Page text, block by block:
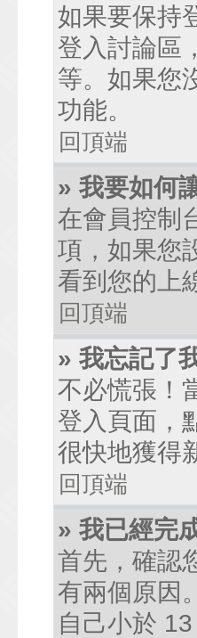
如果要保持
登入討論區
等。如果您
功能。
回頂端
» 我要如何
在會員控制
項，如果您
看到您的上
回頂端
» 我忘記了
不必慌張！
登入頁面，
很快地獲得
回頂端
» 我已經完
首先，確認
有兩個原因
自己小於